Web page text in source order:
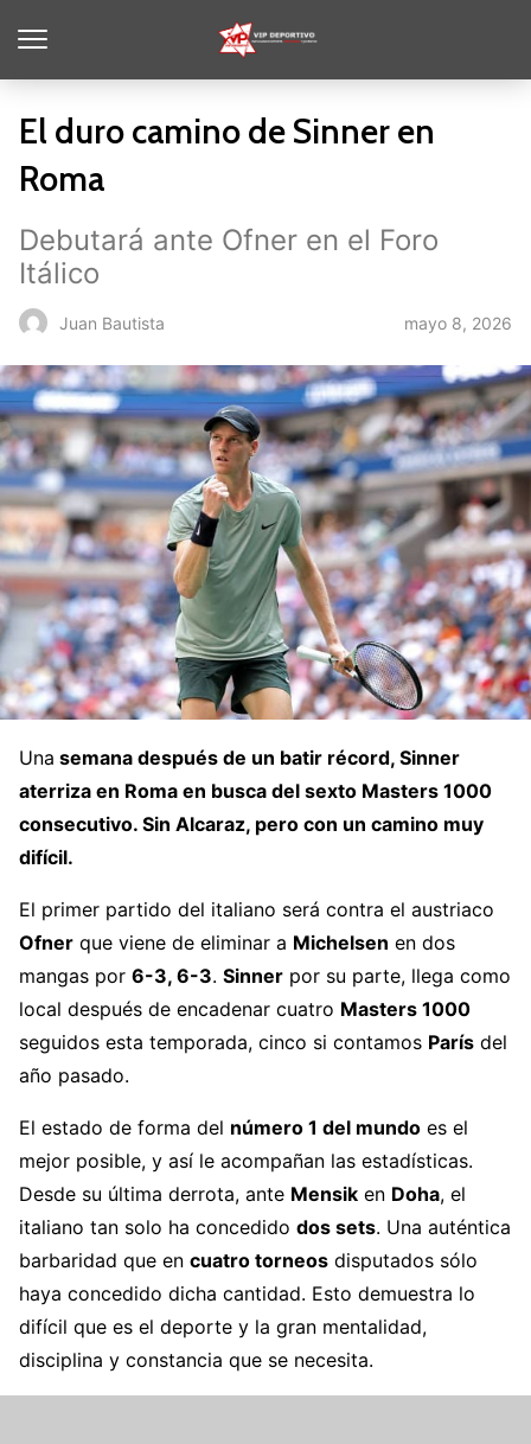
El duro camino de Sinner en
Roma
Debutará ante Ofner en el Foro
Itálico
Juan Bautista mayo 8, 2026
Una semana después de un batir récord, Sinner
aterriza en Roma en busca del sexto Masters 1000
consecutivo. Sin Alcaraz, pero con un camino muy
difícil.
El primer partido del italiano será contra el austriaco
Ofner que viene de eliminar a Michelsen en dos
mangas por 6-3, 6-3. Sinner por su parte, llega como
local después de encadenar cuatro Masters 1000
seguidos esta temporada, cinco si contamos París del
año pasado.
El estado de forma del número 1 del mundo es el
mejor posible, y así le acompañan las estadísticas.
Desde su última derrota, ante Mensik en Doha, el
italiano tan solo ha concedido dos sets. Una auténtica
barbaridad que en cuatro torneos disputados sólo
haya concedido dicha cantidad. Esto demuestra lo
difícil que es el deporte y la gran mentalidad,
disciplina y constancia que se necesita.